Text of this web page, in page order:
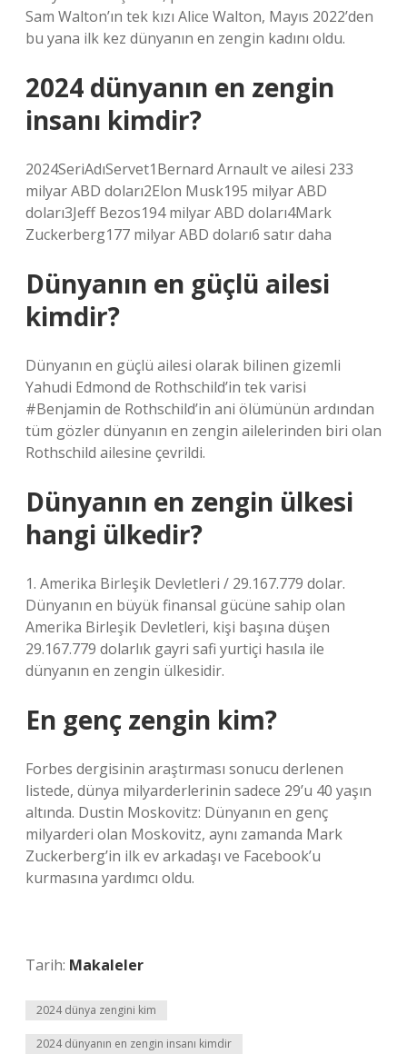
Sam Walton’ın tek kızı Alice Walton, Mayıs 2022’den
bu yana ilk kez dünyanın en zengin kadını oldu.
2024 dünyanın en zengin
insanı kimdir?
2024SeriAdıServet1Bernard Arnault ve ailesi 233
milyar ABD doları2Elon Musk195 milyar ABD
doları3Jeff Bezos194 milyar ABD doları4Mark
Zuckerberg177 milyar ABD doları6 satır daha
Dünyanın en güçlü ailesi
kimdir?
Dünyanın en güçlü ailesi olarak bilinen gizemli
Yahudi Edmond de Rothschild’in tek varisi
#Benjamin de Rothschild’in ani ölümünün ardından
tüm gözler dünyanın en zengin ailelerinden biri olan
Rothschild ailesine çevrildi.
Dünyanın en zengin ülkesi
hangi ülkedir?
1. Amerika Birleşik Devletleri / 29.167.779 dolar.
Dünyanın en büyük finansal gücüne sahip olan
Amerika Birleşik Devletleri, kişi başına düşen
29.167.779 dolarlık gayri safi yurtiçi hasıla ile
dünyanın en zengin ülkesidir.
En genç zengin kim?
Forbes dergisinin araştırması sonucu derlenen
listede, dünya milyarderlerinin sadece 29’u 40 yaşın
altında. Dustin Moskovitz: Dünyanın en genç
milyarderi olan Moskovitz, aynı zamanda Mark
Zuckerberg’in ilk ev arkadaşı ve Facebook’u
kurmasına yardımcı oldu.
Tarih: Makaleler
2024 dünya zengini kim
2024 dünyanın en zengin insanı kimdir